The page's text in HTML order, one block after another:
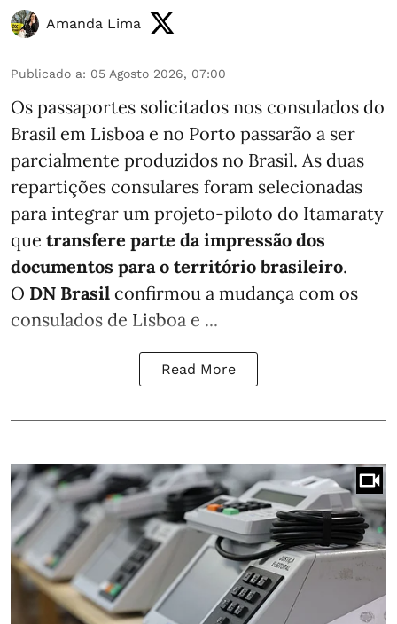
Amanda Lima
Publicado a: 05 Agosto 2026, 07:00
Os passaportes solicitados nos consulados do
Brasil em Lisboa e no Porto passarão a ser
parcialmente produzidos no Brasil. As duas
repartições consulares foram selecionadas
para integrar um projeto-piloto do Itamaraty
que transfere parte da impressão dos
documentos para o território brasileiro.
O DN Brasil confirmou a mudança com os
consulados de Lisboa e ...
Read More